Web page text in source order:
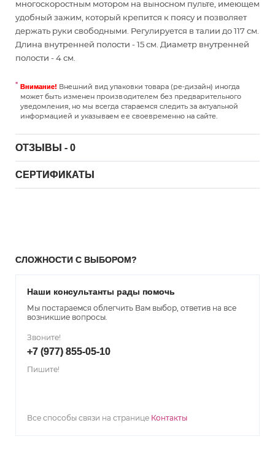
многоскоростным мотором на выносном пульте, имеющем
удобный зажим, который крепится к поясу и позволяет
держать руки свободными. Регулируется в талии до 117 см.
Длина внутренней полости - 15 см. Диаметр внутренней
полости - 4 см.
Внимание! Внешний вид упаковки товара (ре-дизайн) иногда
может быть изменен производителем без предварительного
уведомления, но мы всегда стараемся следить за актуальной
информацией и указываем ее своевременно на сайте.
ОТЗЫВЫ - 0
СЕРТИФИКАТЫ
СЛОЖНОСТИ С ВЫБОРОМ?
Наши консультанты рады помочь
Мы постараемся облегчить Вам выбор, ответив на все
возникшие вопросы.
Звоните!
+7 (977) 855-05-10
Пишите!
Все способы связи на странице Контакты